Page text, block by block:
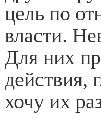
цель по
власти.
Для них
действия,
хочу их